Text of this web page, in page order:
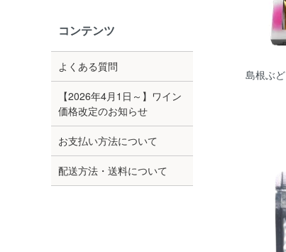
島根ぶ
コンテンツ
よくある質問
【2026年4月1日～】ワイン
価格改定のお知らせ
お支払い方法について
配送方法・送料について